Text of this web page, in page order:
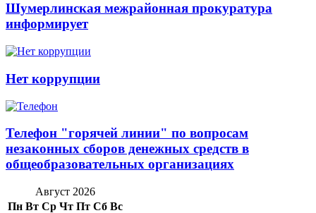
Шумерлинская межрайонная прокуратура
информирует
Нет коррупции
Телефон "горячей линии" по вопросам
незаконных сборов денежных средств в
общеобразовательных организациях
Август 2026
Пн Вт Ср Чт Пт Сб Вс